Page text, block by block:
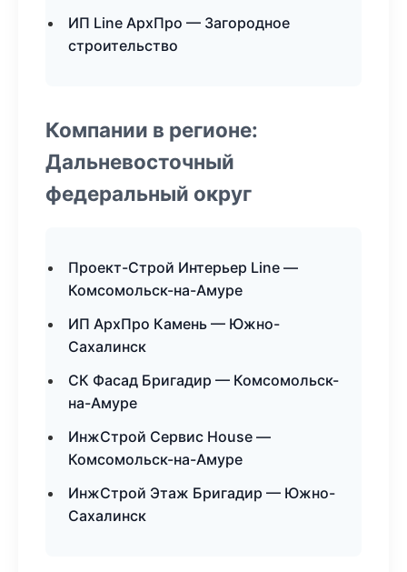
ИП Line АрхПро — Загородное
строительство
Компании в регионе:
Дальневосточный
федеральный округ
Проект-Строй Интерьер Line —
Комсомольск-на-Амуре
ИП АрхПро Камень — Южно-
Сахалинск
СК Фасад Бригадир — Комсомольск-
на-Амуре
ИнжСтрой Сервис House —
Комсомольск-на-Амуре
ИнжСтрой Этаж Бригадир — Южно-
Сахалинск